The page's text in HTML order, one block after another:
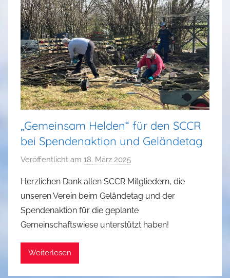
„Gemeinsam Helden“ für den SCCR
bei Spendenaktion und Geländetag
Veröffentlicht am 18. März 2025
n
a
d
m
Herzlichen Dank allen SCCR Mitgliedern, die
unseren Verein beim Geländetag und der
Spendenaktion für die geplante
Gemeinschaftswiese unterstützt haben!
Weiterlesen